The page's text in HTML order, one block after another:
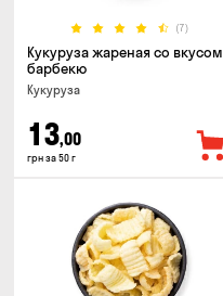
(7)
Кукуруза жареная со вкусом
барбекю
Кукуруза
13,00
грн за 50 г